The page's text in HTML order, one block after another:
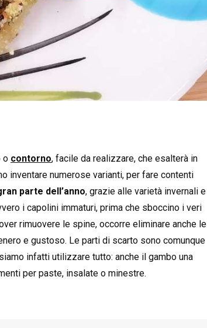
o contorno, facile da realizzare, che esalterà in
inventare numerose varianti, per fare contenti
parte dell’anno, grazie alle varietà invernali e
i capolini immaturi, prima che sboccino i veri
rimuovere le spine, occorre eliminare anche le
e gustoso. Le parti di scarto sono comunque
infatti utilizzare tutto: anche il gambo una
per paste, insalate o minestre.